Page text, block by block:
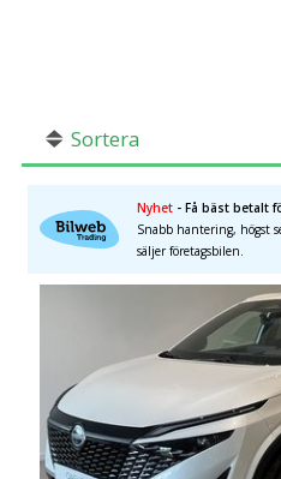
Stockholms län
Sortera
Nyhet - Få bäst betalt
Snabb hantering, högst
säljer företagsbilen.